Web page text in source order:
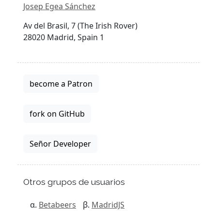
Josep Egea Sánchez
Av del Brasil, 7 (The Irish Rover)
28020 Madrid, Spain 1
become a Patron
fork on GitHub
Señor Developer
Otros grupos de usuarios
Betabeers MadridJS